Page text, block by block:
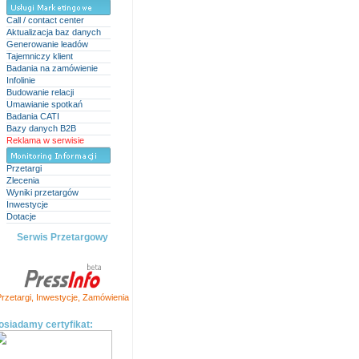
Call / contact center
Aktualizacja baz danych
Generowanie leadów
Tajemniczy klient
Badania na zamówienie
Infolinie
Budowanie relacji
Umawianie spotkań
Badania CATI
Bazy danych B2B
Reklama w serwisie
Przetargi
Zlecenia
Wyniki przetargów
Inwestycje
Dotacje
Serwis Przetargowy
, Inwestycje, Zamówienia
certyfikat: